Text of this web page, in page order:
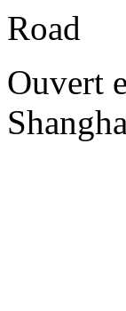
Road
Ouvert